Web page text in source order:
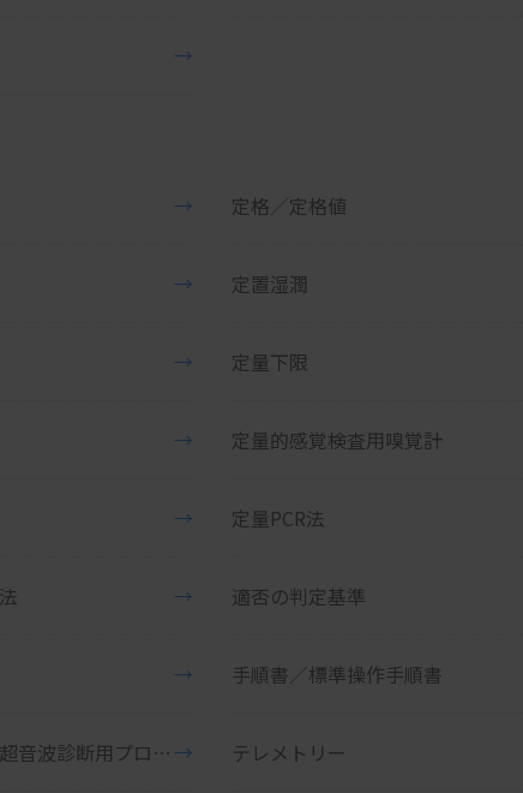
→
→ 定格／定格値
→ 定置湿潤
→ 定量下限
→ 定量的感覚検査用嗅覚計
→ 定量PCR法
→ 適否の判定基準
→ 手順書／標準操作手順書
手持型体外式超音波診断用プローブ → テレメトリー